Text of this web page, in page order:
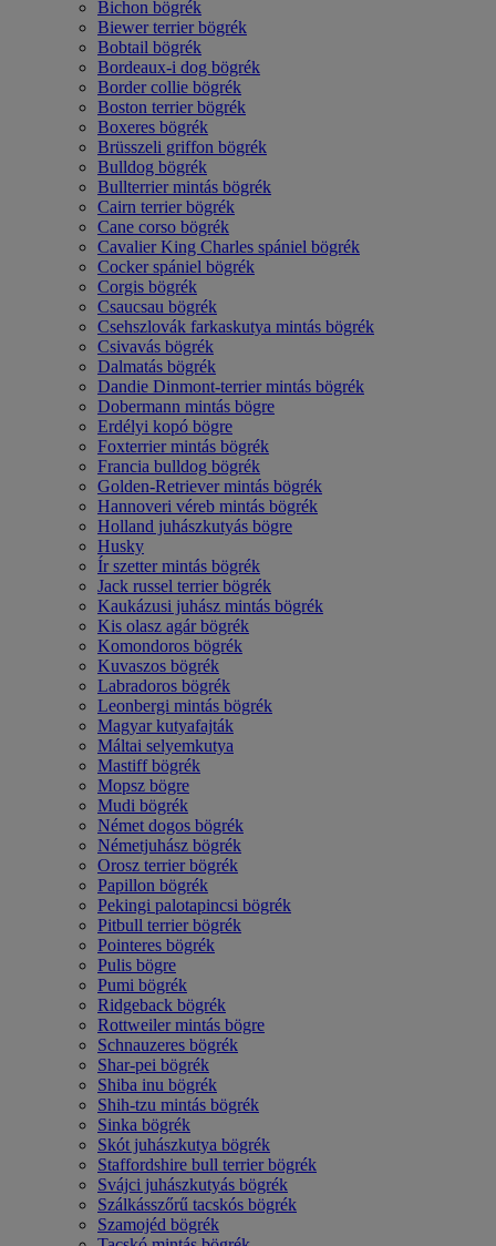
Bichon bögrék
Biewer terrier bögrék
Bobtail bögrék
Bordeaux-i dog bögrék
Border collie bögrék
Boston terrier bögrék
Boxeres bögrék
Brüsszeli griffon bögrék
Bulldog bögrék
Bullterrier mintás bögrék
Cairn terrier bögrék
Cane corso bögrék
Cavalier King Charles spániel bögrék
Cocker spániel bögrék
Corgis bögrék
Csaucsau bögrék
Csehszlovák farkaskutya mintás bögrék
Csivavás bögrék
Dalmatás bögrék
Dandie Dinmont-terrier mintás bögrék
Dobermann mintás bögre
Erdélyi kopó bögre
Foxterrier mintás bögrék
Francia bulldog bögrék
Golden-Retriever mintás bögrék
Hannoveri véreb mintás bögrék
Holland juhászkutyás bögre
Husky
Ír szetter mintás bögrék
Jack russel terrier bögrék
Kaukázusi juhász mintás bögrék
Kis olasz agár bögrék
Komondoros bögrék
Kuvaszos bögrék
Labradoros bögrék
Leonbergi mintás bögrék
Magyar kutyafajták
Máltai selyemkutya
Mastiff bögrék
Mopsz bögre
Mudi bögrék
Német dogos bögrék
Németjuhász bögrék
Orosz terrier bögrék
Papillon bögrék
Pekingi palotapincsi bögrék
Pitbull terrier bögrék
Pointeres bögrék
Pulis bögre
Pumi bögrék
Ridgeback bögrék
Rottweiler mintás bögre
Schnauzeres bögrék
Shar-pei bögrék
Shiba inu bögrék
Shih-tzu mintás bögrék
Sinka bögrék
Skót juhászkutya bögrék
Staffordshire bull terrier bögrék
Svájci juhászkutyás bögrék
Szálkásszőrű tacskós bögrék
Szamojéd bögrék